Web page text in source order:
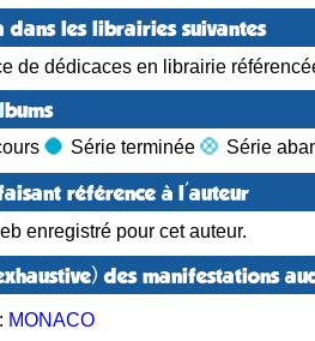
dans les librairies suivantes
de dédicaces en librairie
Série terminée Série
référence à l'auteur
enregistré pour cet auteur.
des manifestations
: MONACO